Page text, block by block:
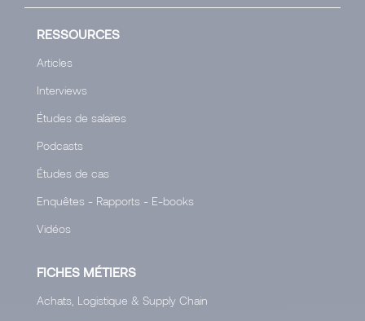
RESSOURCES
Articles
Interviews
Études de salaires
Podcasts
Études de cas
Enquêtes - Rapports - E-books
Vidéos
FICHES MÉTIERS
Achats, Logistique & Supply Chain